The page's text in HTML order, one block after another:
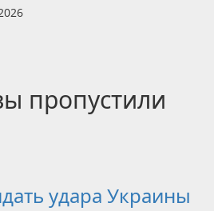
пропустили
удара Украины